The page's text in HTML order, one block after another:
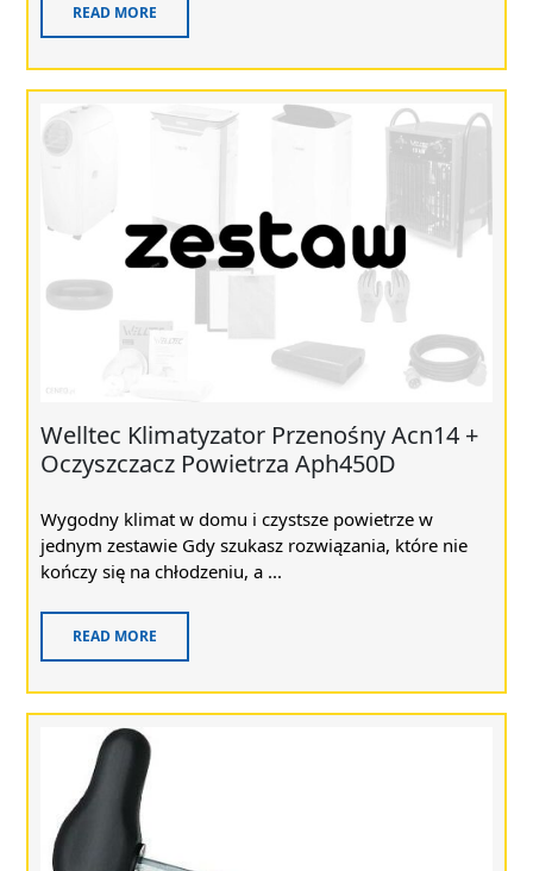
READ MORE
Welltec Klimatyzator Przenośny Acn14 +
Oczyszczacz Powietrza Aph450D
Wygodny klimat w domu i czystsze powietrze w
jednym zestawie Gdy szukasz rozwiązania, które nie
kończy się na chłodzeniu, a ...
READ MORE